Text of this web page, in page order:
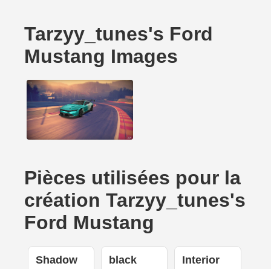
Tarzyy_tunes's Ford
Mustang Images
Pièces utilisées pour la
création Tarzyy_tunes's
Ford Mustang
Shadow black Interior